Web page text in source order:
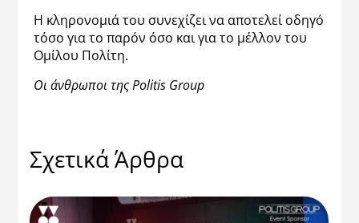
Η κληρονομιά του συνεχίζει να αποτελεί οδηγό
τόσο για το παρόν όσο και για το μέλλον του
Ομίλου Πολίτη.
Οι άνθρωποι της Politis Group
Σχετικά Άρθρα